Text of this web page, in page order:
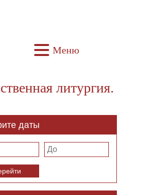
Меню
литургия.
даты